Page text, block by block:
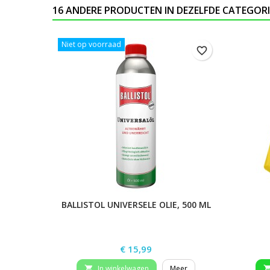
16 ANDERE PRODUCTEN IN DEZELFDE
Niet op voorraad
BALLISTOL UNIVERSELE OLIE, 500 ML
Prijs
€ 15,99
favorite_border